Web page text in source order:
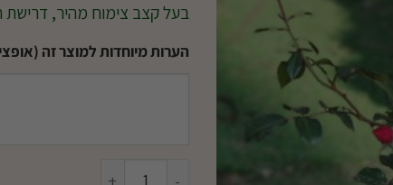
בעל קצב צימוח מהיר, דרישת
הערות מיוחדות למוצר זה
כמות של ורד אנגלי מטפס ע.18